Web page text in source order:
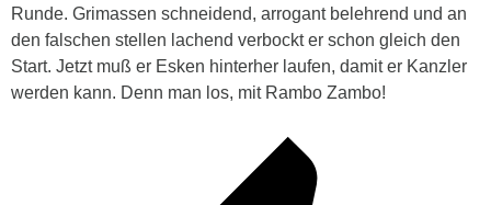
Runde. Grimassen schneidend, arrogant belehrend und an
den falschen stellen lachend verbockt er schon gleich den
Start. Jetzt muß er Esken hinterher laufen, damit er Kanzler
werden kann. Denn man los, mit Rambo Zambo!